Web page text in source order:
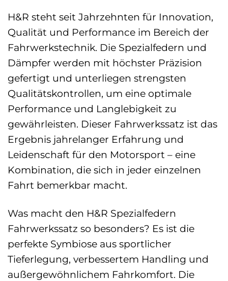
H&R steht seit Jahrzehnten für Innovation,
Qualität und Performance im Bereich der
Fahrwerkstechnik. Die Spezialfedern und
Dämpfer werden mit höchster Präzision
gefertigt und unterliegen strengsten
Qualitätskontrollen, um eine optimale
Performance und Langlebigkeit zu
gewährleisten. Dieser Fahrwerkssatz ist das
Ergebnis jahrelanger Erfahrung und
Leidenschaft für den Motorsport – eine
Kombination, die sich in jeder einzelnen
Fahrt bemerkbar macht.
Was macht den H&R Spezialfedern
Fahrwerkssatz so besonders? Es ist die
perfekte Symbiose aus sportlicher
Tieferlegung, verbessertem Handling und
außergewöhnlichem Fahrkomfort. Die